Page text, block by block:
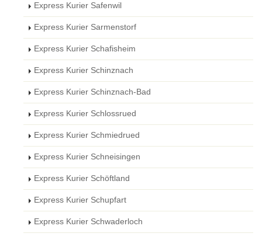
Express Kurier Safenwil
Express Kurier Sarmenstorf
Express Kurier Schafisheim
Express Kurier Schinznach
Express Kurier Schinznach-Bad
Express Kurier Schlossrued
Express Kurier Schmiedrued
Express Kurier Schneisingen
Express Kurier Schöftland
Express Kurier Schupfart
Express Kurier Schwaderloch